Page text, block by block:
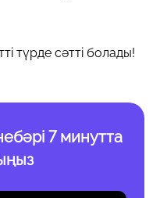
түрде сәтті болады!
7 минутта